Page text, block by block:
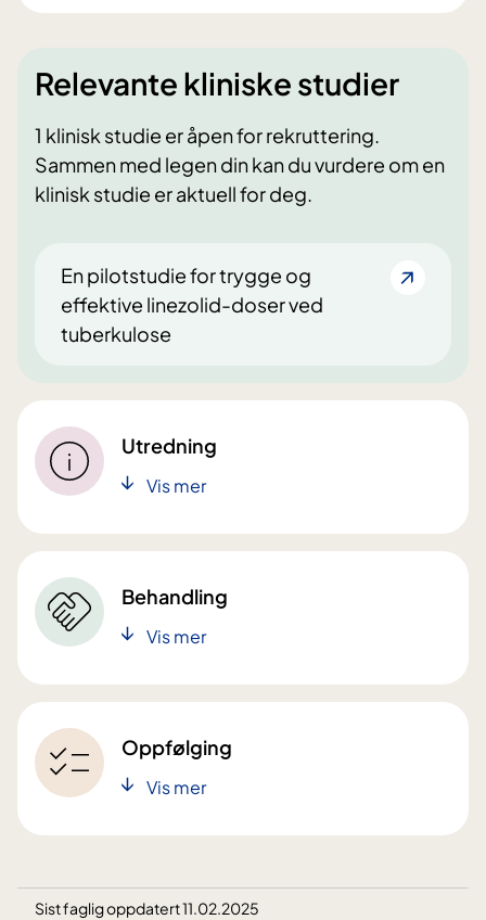
Relevante kliniske studier
1 klinisk studie er åpen for rekruttering.
Sammen med legen din kan du vurdere om en
klinisk studie er aktuell for deg.
En pilotstudie for trygge og
effektive linezolid-doser ved
tuberkulose
Utredning
Vis mer
Behandling
Vis mer
Oppfølging
Vis mer
Sist faglig oppdatert 11.02.2025